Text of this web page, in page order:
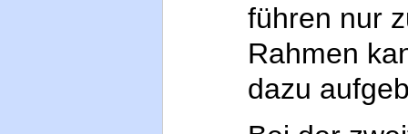
führen nur
Rahmen
dazu